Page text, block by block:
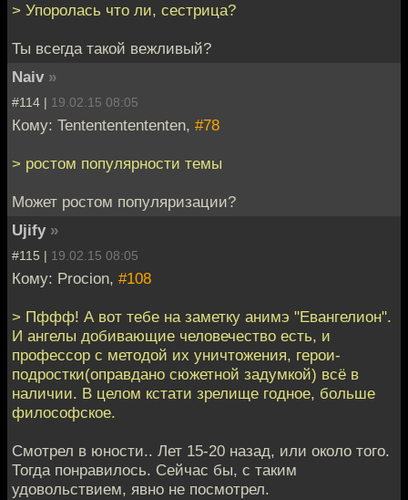
> Упоролась что ли, сестрица?
Ты всегда такой вежливый?
Naiv »
#114 | 19.02.15 08:05
Кому: Tentententententen, #78
> ростом популярности темы
Может ростом популяризации?
Ujify »
#115 | 19.02.15 08:05
Кому: Procion, #108
> Пффф! А вот тебе на заметку анимэ "Евангелион".
И ангелы добивающие человечество есть, и
профессор с методой их уничтожения, герои-
подростки(оправдано сюжетной задумкой) всё в
наличии. В целом кстати зрелище годное, больше
философское.
Смотрел в юности.. Лет 15-20 назад, или около того.
Тогда понравилось. Сейчас бы, с таким
удовольствием, явно не посмотрел.